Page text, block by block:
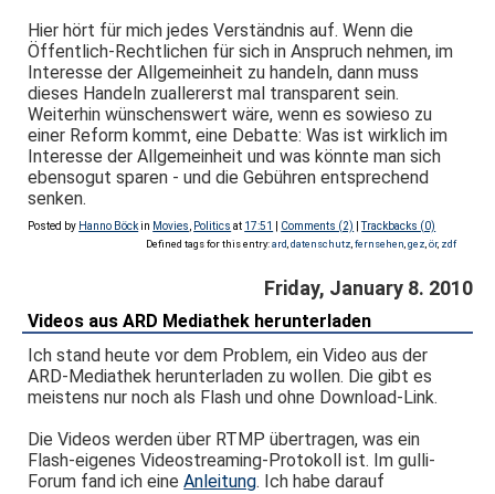
Hier hört für mich jedes Verständnis auf. Wenn die
Öffentlich-Rechtlichen für sich in Anspruch nehmen, im
Interesse der Allgemeinheit zu handeln, dann muss
dieses Handeln zuallererst mal transparent sein.
Weiterhin wünschenswert wäre, wenn es sowieso zu
einer Reform kommt, eine Debatte: Was ist wirklich im
Interesse der Allgemeinheit und was könnte man sich
ebensogut sparen - und die Gebühren entsprechend
senken.
Posted by Hanno Böckin Movies Politics at 17:51 Comments (2) |Trackbacks (0)
Defined tags for this entry:ard datenschutz fernsehen gez ör, zdf
Friday, January 8. 2010
Videos aus ARD Mediathek herunterladen
Ich stand heute vor dem Problem, ein Video aus der
ARD-Mediathek herunterladen zu wollen. Die gibt es
meistens nur noch als Flash und ohne Download-Link.
Die Videos werden über RTMP übertragen, was ein
Flash-eigenes Videostreaming-Protokoll ist. Im gulli-
Forum fand ich eineAnleitung. Ich habe darauf